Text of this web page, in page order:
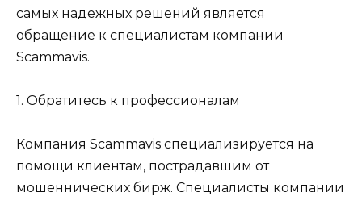
самых надежных решений является
обращение к специалистам компании
Scammavis.
1. Обратитесь к профессионалам
Компания Scammavis специализируется на
помощи клиентам, пострадавшим от
мошеннических бирж. Специалисты компании